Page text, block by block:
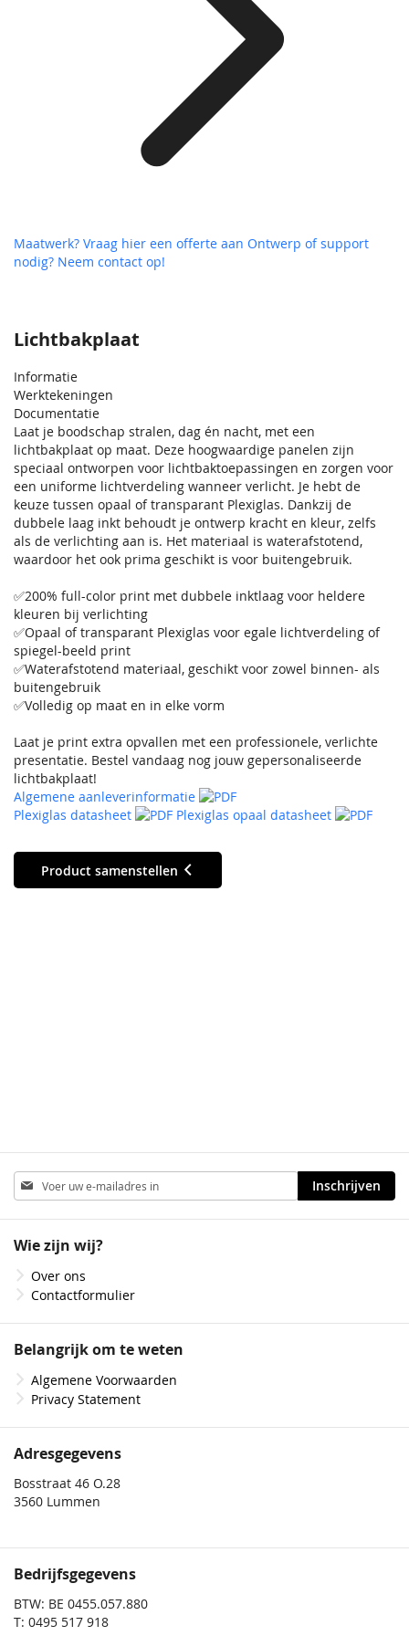
Lichtbakplaat
Informatie
Werktekeningen
Documentatie
Laat je boodschap stralen, dag én nacht, met een
lichtbakplaat op maat. Deze hoogwaardige panelen zijn
speciaal ontworpen voor lichtbaktoepassingen en zorgen voor
een uniforme lichtverdeling wanneer verlicht. Je hebt de
keuze tussen opaal of transparant Plexiglas. Dankzij de
dubbele laag inkt behoudt je ontwerp kracht en kleur, zelfs
als de verlichting aan is. Het materiaal is waterafstotend,
waardoor het ook prima geschikt is voor buitengebruik.
✅200% full-color print met dubbele inktlaag voor heldere
kleuren bij verlichting
✅Opaal of transparant Plexiglas voor egale lichtverdeling of
spiegel-beeld print
✅Waterafstotend materiaal, geschikt voor zowel binnen- als
buitengebruik
✅Volledig op maat en in elke vorm
Laat je print extra opvallen met een professionele, verlichte
presentatie. Bestel vandaag nog jouw gepersonaliseerde
lichtbakplaat!
Algemene aanleverinformatie
Plexiglas datasheet
Plexiglas opaal datasheet
Product samenstellen
Maatwerk? Vraag hier een offerte aan Ontwerp of support
nodig? Neem contact op!
Abonneer
u
op
nieuwsbrief
Inschrijven
Wie zijn wij?
Over ons
Contactformulier
Belangrijk om te weten
Algemene Voorwaarden
Privacy Statement
Adresgegevens
Bosstraat 46 O.28
3560 Lummen
Bedrijfsgegevens
BTW: BE 0455.057.880
T: 0495 517 918